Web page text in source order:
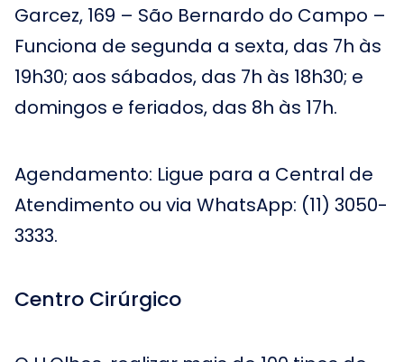
Garcez, 169 – São Bernardo do Campo –
Funciona de segunda a sexta, das 7h às
19h30; aos sábados, das 7h às 18h30; e
domingos e feriados, das 8h às 17h.
Agendamento: Ligue para a Central de
Atendimento ou via WhatsApp: (11) 3050-
3333.
Centro Cirúrgico